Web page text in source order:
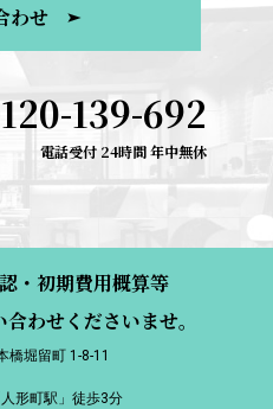
わせ
139-692
電話受付 24時間 年中無休
・初期費用概算等
わせくださいませ。
橋堀留町 1-8-11
形町駅」徒歩3分